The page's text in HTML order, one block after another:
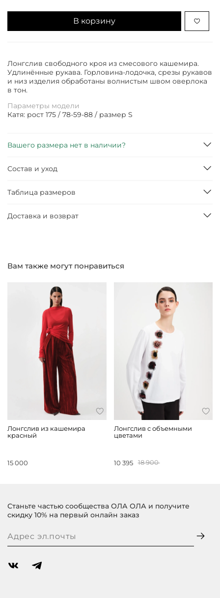
В корзину
Лонгслив свободного кроя из смесового кашемира.
Удлинённые рукава. Горловина-лодочка, срезы рукавов
и низ изделия обработаны волнистым швом оверлока
в тон.
Параметры модели
Катя: рост 175 / 78-59-88 / размер S
Вашего размера нет в наличии?
Состав и уход
Таблица размеров
Доставка и возврат
Вам также могут понравиться
Лонгслив из кашемира
красный
15 000
Лонгслив с объемными
цветами
10 395 18 900
Станьте частью сообщества ОЛА ОЛА и получите
скидку 10% на первый онлайн заказ